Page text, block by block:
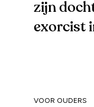
zijn
exorcist
VOOR OUDERS